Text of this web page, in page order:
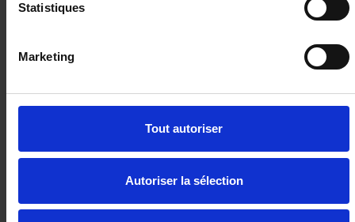
Statistiques
Marketing
Tout autoriser
Autoriser la sélection